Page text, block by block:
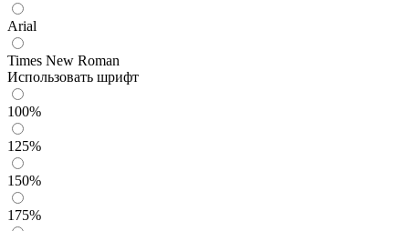
Arial
Times New Roman
Использовать шрифт
100%
125%
150%
175%